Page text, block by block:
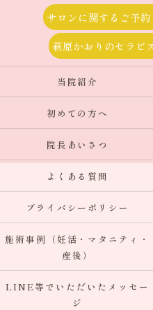
サロンに関するご予
萩原かおりのセラピ
当院紹介
初めての方へ
院長あいさつ
よくある質問
プライバシーポリシー
施術事例（妊活・マタニティ・
産後）
LINE等でいただいたメッセー
ジ